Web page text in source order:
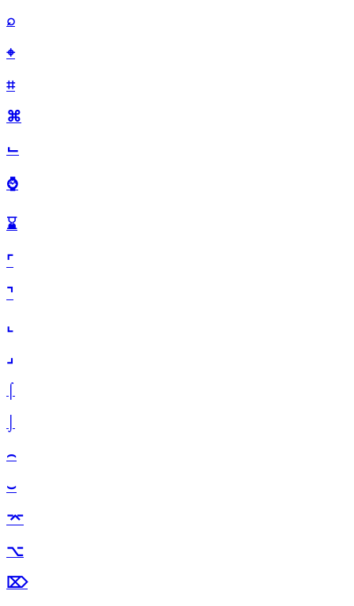
⌕
⌖
⌗
⌘
⌙
⌚
⌛
⌜
⌝
⌞
⌟
⌠
⌢
⌣
⌤
⌥
⌦